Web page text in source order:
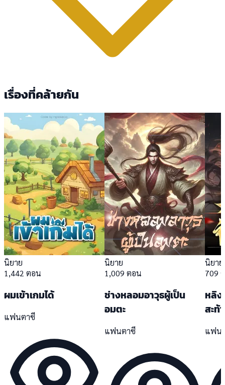
เรื่องที่คล้ายกัน
นิยาย
1,442 ตอน
ผมเข้าเกมได้
แฟนตาซี
นิยาย
1,009 ตอน
ช่างหลอมอาวุธผู้เป็น
อมตะ
แฟนตาซี
นิยาย
709
หลิง
สะท้
แฟน